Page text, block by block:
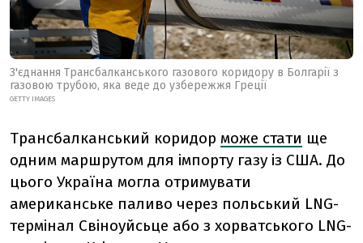
З'єднання Трансбалканського газового коридору в Болгарії з
газовою трубою, яка веде до узбережжя Греції
GETTY IMAGES
Трансбалканський коридор може стати ще
одним маршрутом для імпорту газу із США. До
цього Україна могла отримувати
американське паливо через польський LNG-
термінал Свіноуйсьце або з хорватського LNG-